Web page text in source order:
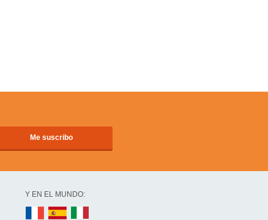
Y EN EL MUNDO: